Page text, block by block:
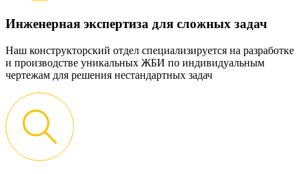
Инженерная экспертиза для сложных задач
Наш конструкторский отдел специализируется на разработке
и производстве уникальных ЖБИ по индивидуальным
чертежам для решения нестандартных задач